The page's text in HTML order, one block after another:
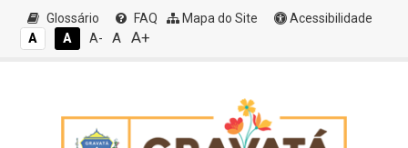
Glossário FAQ Mapa do Site
Acessibilidade
A
A A- A A+